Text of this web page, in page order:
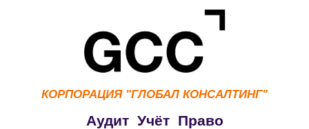
КОРПОРАЦИЯ "ГЛОБАЛ КОНСАЛТИНГ"
Аудит Учёт Право